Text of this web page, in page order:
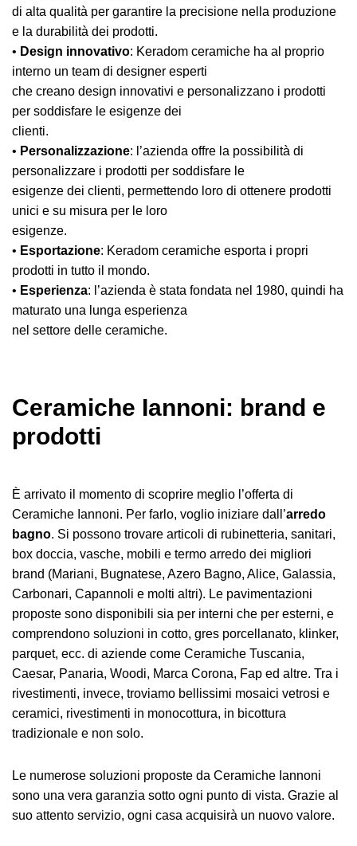
di alta qualità per garantire la precisione nella produzione
e la durabilità dei prodotti.
• Design innovativo: Keradom ceramiche ha al proprio
interno un team di designer esperti
che creano design innovativi e personalizzano i prodotti
per soddisfare le esigenze dei
clienti.
• Personalizzazione: l’azienda offre la possibilità di
personalizzare i prodotti per soddisfare le
esigenze dei clienti, permettendo loro di ottenere prodotti
unici e su misura per le loro
esigenze.
• Esportazione: Keradom ceramiche esporta i propri
prodotti in tutto il mondo.
• Esperienza: l’azienda è stata fondata nel 1980, quindi ha
maturato una lunga esperienza
nel settore delle ceramiche.
Ceramiche Iannoni: brand e
prodotti
È arrivato il momento di scoprire meglio l’offerta di
Ceramiche Iannoni. Per farlo, voglio iniziare dall’arredo
bagno. Si possono trovare articoli di rubinetteria, sanitari,
box doccia, vasche, mobili e termo arredo dei migliori
brand (Mariani, Bugnatese, Azero Bagno, Alice, Galassia,
Carbonari, Capannoli e molti altri). Le pavimentazioni
proposte sono disponibili sia per interni che per esterni, e
comprendono soluzioni in cotto, gres porcellanato, klinker,
parquet, ecc. di aziende come Ceramiche Tuscania,
Caesar, Panaria, Woodi, Marca Corona, Fap ed altre. Tra i
rivestimenti, invece, troviamo bellissimi mosaici vetrosi e
ceramici, rivestimenti in monocottura, in bicottura
tradizionale e non solo.
Le numerose soluzioni proposte da Ceramiche Iannoni
sono una vera garanzia sotto ogni punto di vista. Grazie al
suo attento servizio, ogni casa acquisirà un nuovo valore.